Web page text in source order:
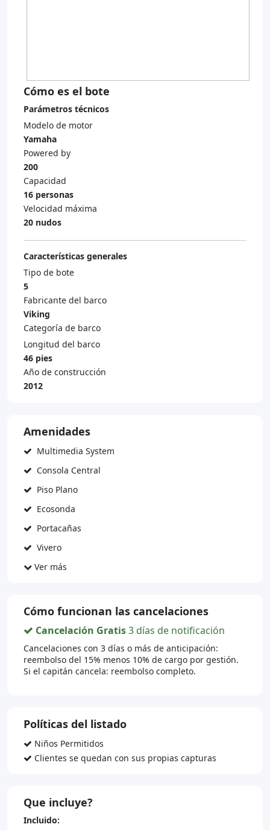
Cómo es el bote
Parámetros técnicos
Modelo de motor
Yamaha
Powered by
200
Capacidad
16 personas
Velocidad máxima
20 nudos
Características generales
Tipo de bote
5
Fabricante del barco
Viking
Categoría de barco
Longitud del barco
46 pies
Año de construcción
2012
Amenidades
Multimedia System
Consola Central
Piso Plano
Ecosonda
Portacañas
Vivero
Ver más
Cómo funcionan las cancelaciones
Cancelación Gratis3 días de notificación
Cancelaciones con 3 días o más de anticipación:
reembolso del 15% menos 10% de cargo por gestión.
Si el capitán cancela: reembolso completo.
Políticas del listado
Niños Permitidos
Clientes se quedan con sus propias capturas
Que incluye?
Incluido: